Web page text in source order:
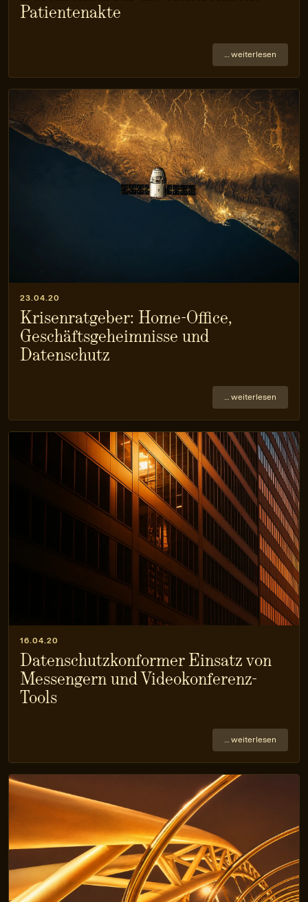
Patientenakte
… weiterlesen
23.04.20
Krisenratgeber: Home-Office,
Geschäftsgeheim­nisse und
Datenschutz
… weiterlesen
16.04.20
Datenschutz­konformer Einsatz von
Messengern und Videokonferenz-
Tools
… weiterlesen